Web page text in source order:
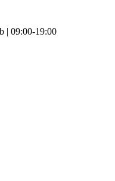
| 09:00-19:00